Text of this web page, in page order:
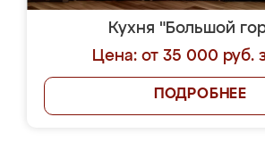
Кухня "Большой
Цена: от 35 000 руб.
ПОДРОБНЕЕ